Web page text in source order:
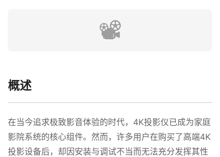
📽️
概述
在当今追求极致影音体验的时代，4K投影仪已成为家庭
影院系统的核心组件。然而，许多用户在购买了高端4K
投影设备后，却因安装与调试不当而无法充分发挥其性